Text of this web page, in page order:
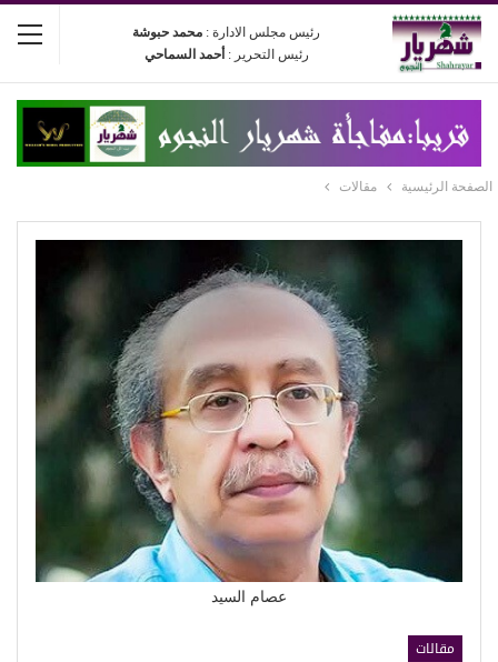
رئيس مجلس الادارة : محمد حبوشة
رئيس التحرير : أحمد السماحي
الصفحة الرئيسية مقالات
عصام السيد
مقالات